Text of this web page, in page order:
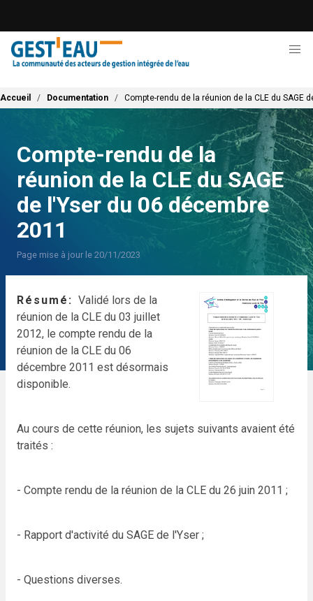
contenu
principal
Fil d'Ariane
Accueil Documentation Compte-rendu de la réunion de la CLE du SAGE
Compte-rendu de la
réunion de la CLE du SAGE
de l'Yser du 06 décembre
2011
Page mise à jour le 20/11/2023
Résumé
Validé lors de la
réunion de la CLE du 03 juillet
2012, le compte rendu de la
réunion de la CLE du 06
décembre 2011 est désormais
disponible.
Au cours de cette réunion, les sujets suivants avaient été
traités :
- Compte rendu de la réunion de la CLE du 26 juin 2011 ;
- Rapport d'activité du SAGE de l'Yser ;
- Questions diverses.